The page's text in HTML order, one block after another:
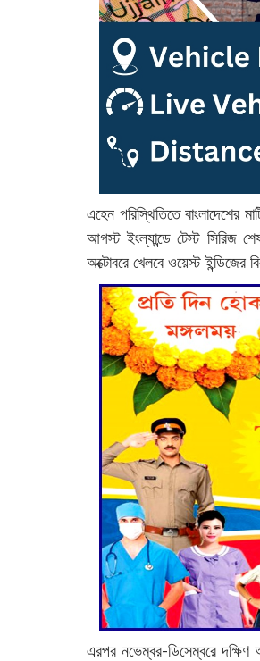
এহেন পরিস্থিতিতে বাংলাদেশের
আগস্ট ইংল্যান্ডে টেস্ট সিরিজ
অক্টোবরে খেলবে ওয়েস্ট
এরপর নভেম্বর-ডিসেম্বরে দক্ষিণ